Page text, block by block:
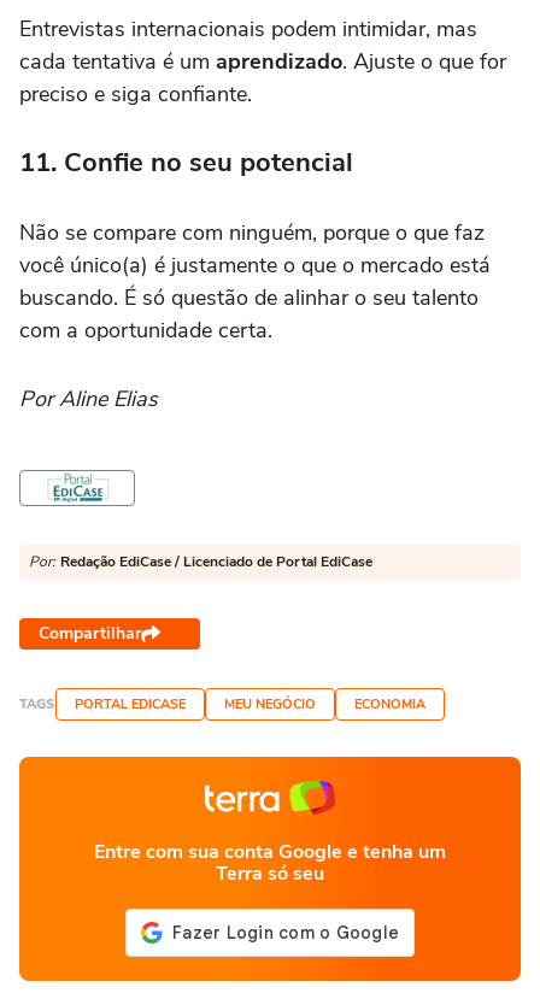
Entrevistas internacionais podem intimidar, mas
cada tentativa é um aprendizado. Ajuste o que for
preciso e siga confiante.
11. Confie no seu potencial
Não se compare com ninguém, porque o que faz
você único(a) é justamente o que o mercado está
buscando. É só questão de alinhar o seu talento
com a oportunidade certa.
Por Aline Elias
Por: Redação EdiCase / Licenciado de Portal EdiCase
Compartilhar
TAGS PORTAL EDICASE MEU NEGÓCIO ECONOMIA
Entre com sua conta Google e tenha um
Terra só seu